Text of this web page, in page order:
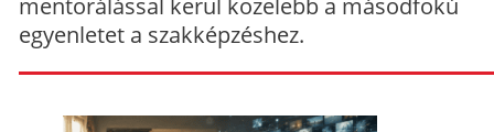
egyenletet a szakképzéshez.